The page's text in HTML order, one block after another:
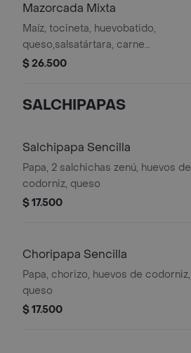
Mazorcada Mixta
Maíz, tocineta, huevobatido,
queso,salsatártara, carne
desmechada, pollo, huevos de
$ 26.500
SALCHIPAPAS
Salchipapa Sencilla
Papa, 2 salchichas zenú, huevos de
codorniz, queso
$ 17.500
Choripapa Sencilla
Papa, chorizo, huevos de codorniz,
queso
$ 17.500